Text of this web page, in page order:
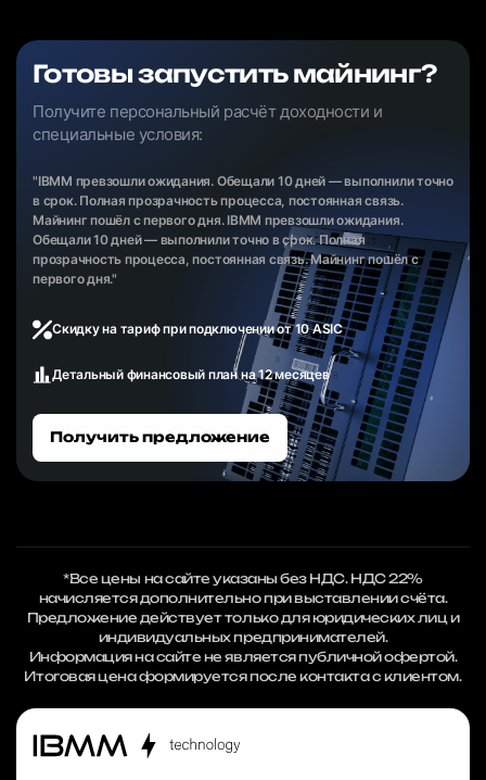
Готовы запустить майнинг?
Получите персональный расчёт доходности и
специальные условия:
"IBMM превзошли ожидания. Обещали 10 дней — выполнили точно
в срок. Полная прозрачность процесса, постоянная связь.
Майнинг пошёл с первого дня. IBMM превзошли ожидания.
Обещали 10 дней — выполнили точно в срок. Полная
прозрачность процесса, постоянная связь. Майнинг пошёл с
первого дня."
Скидку на тариф при подключении от 10 ASIC
Детальный финансовый план на 12 месяцев
Получить предложение
*Все цены на сайте указаны без НДС. НДС 22%
начисляется дополнительно при выставлении счёта.
Предложение действует только для юридических лиц и
индивидуальных предпринимателей.
Информация на сайте не является публичной офертой.
Итоговая цена формируется после контакта с клиентом.